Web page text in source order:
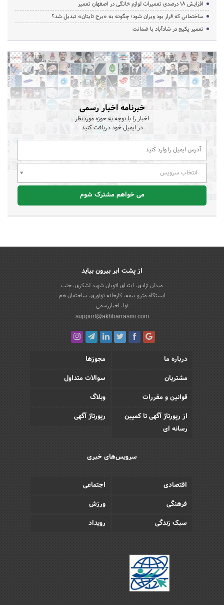
افزایش ۱۸ درصدی تعمیرات لوازم خانگی در اصفهان تعمیر
ساختمانی که قرار بود ویران شود؛ چگونه به «برج تایتان» تبدیل شد؟
تعمیر پکیج در شادآباد با ضمانت
خبرنامه اخبار رسمی
اخبار را با توجه به حوزه موردنظر
در ایمیل خود دریافت کنید
انتخاب سرویس
می خواهم مشترک شوم
از پشت ابر بیرون بیاید
میدان آزادی، ابتدای اتوبان شهید لشکری، جنب
ایستگاه مترو بیمه، کارخانه نوآوری، ساختمان هم
آوا، اخباررسمی
support@akhbarrasmi.com
درباره ما
مجوزها
مشتریان
سوالات متداول
قوانین و مقررات
وبلاگ
از رپورتاژ آگهی تا کمپین
رسانه ای
رپورتاژ آگهی
سرویس‌های خبری
اقتصادی
اجتماعی
فرهنگی
ورزش
سبک زندگی
رویداد